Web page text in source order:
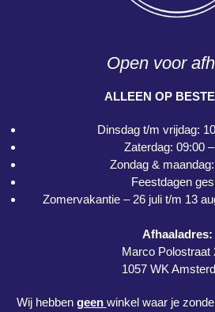
Open voor
ALLEEN OP
Dinsdag t/m vrijdag:
Zaterdag: 09:00
Zondag &
Feestdagen
Zomervakantie – 26 juli t/m 13
Afhaaladres:
Marco Polostraat
1057 WK
Wij hebben geen winkel waar je